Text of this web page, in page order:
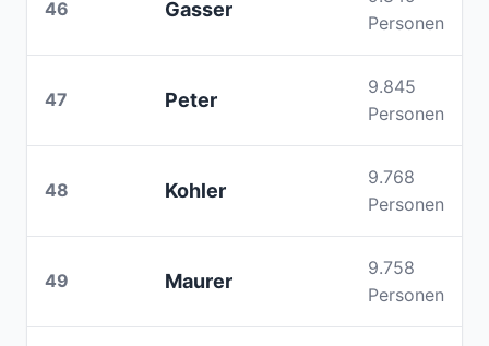
46 Gasser
Personen
47 Peter
9.845
Personen
48 Kohler
9.768
Personen
49 Maurer
9.758
Personen